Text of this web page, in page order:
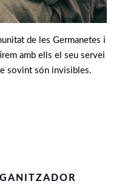
de les Germanetes i
amb ells el seu servei
sovint són invisibles.